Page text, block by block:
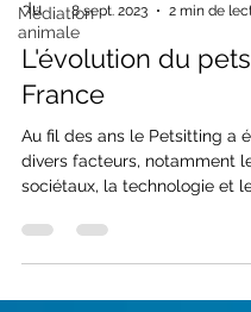
Médiation
animale
8 sept. 2023
2 min de
L'évolution du
France
Au fil des ans le Petsitting a
divers facteurs, notamment
sociétaux, la technologie et